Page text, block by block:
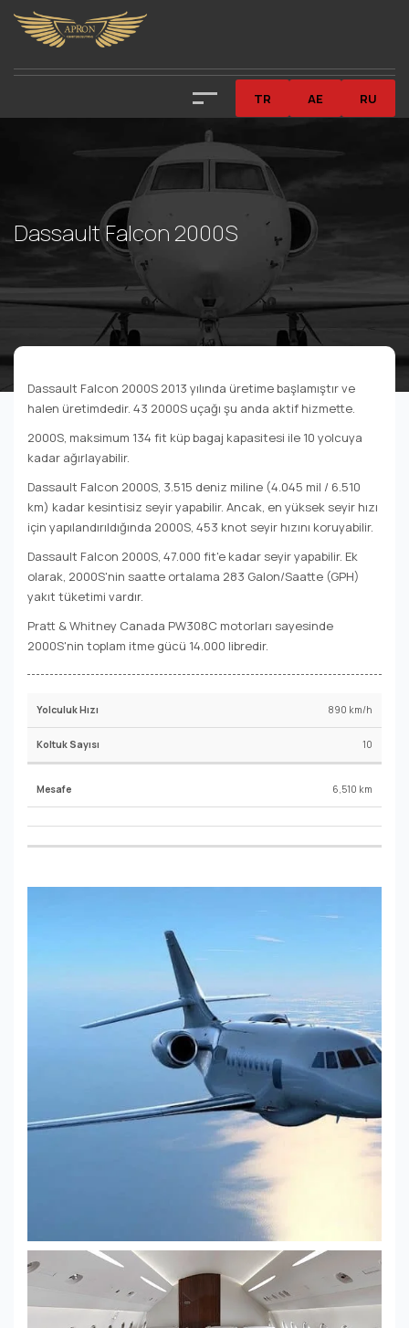
TR AE RU
Dassault Falcon 2000S
Dassault Falcon 2000S 2013 yılında üretime başlamıştır ve
halen üretimdedir. 43 2000S uçağı şu anda aktif hizmette.
2000S, maksimum 134 fit küp bagaj kapasitesi ile 10 yolcuya
kadar ağırlayabilir.
Dassault Falcon 2000S, 3.515 deniz miline (4.045 mil / 6.510
km) kadar kesintisiz seyir yapabilir. Ancak, en yüksek seyir hızı
için yapılandırıldığında 2000S, 453 knot seyir hızını koruyabilir.
Dassault Falcon 2000S, 47.000 fit'e kadar seyir yapabilir. Ek
olarak, 2000S'nin saatte ortalama 283 Galon/Saatte (GPH)
yakıt tüketimi vardır.
Pratt & Whitney Canada PW308C motorları sayesinde
2000S'nin toplam itme gücü 14.000 libredir.
890 km/h
10
6,510 km